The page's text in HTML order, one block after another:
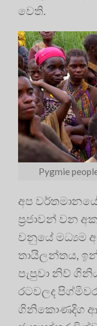
වෙති.
Pygmie
අප
ප‍්‍රජාවන් වන
වනුයේ මධ්‍යම
තායිලන්තය,
පැපුවා නිව්
රටවලද
ගිනිකොණදිග